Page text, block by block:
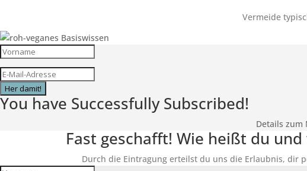
Vermeide
Her damit!
You have Successfully Subscribed!
Details
Fast geschafft! Wie heißt du
Durch die Eintragung erteilst du uns die Erlaubnis, dir